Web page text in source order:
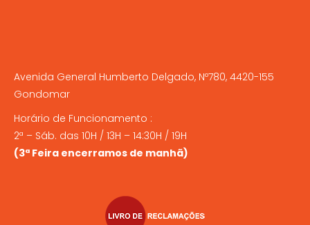
Avenida General Humberto Delgado, Nº780, 4420-155
Gondomar
Horário de Funcionamento :
2ª – Sáb. das 10H / 13H – 14:30H / 19H
(3ª Feira encerramos de manhã)